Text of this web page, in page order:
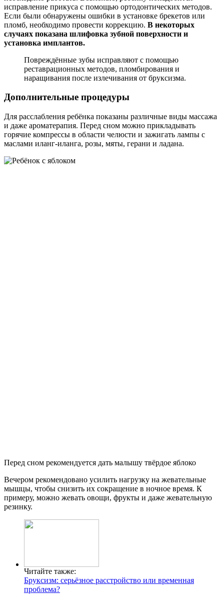
исправление прикуса с помощью ортодонтических методов.
Если были обнаружены ошибки в установке брекетов или
пломб, необходимо провести коррекцию. В некоторых
случаях показана шлифовка зубной поверхности и
установка имплантов.
Повреждённые зубы исправляют с помощью
реставрационных методов, пломбирования и
наращивания после излечивания от бруксизма.
Дополнительные процедуры
Для расслабления ребёнка показаны различные виды массажа
и даже ароматерапия. Перед сном можно прикладывать
горячие компрессы в области челюсти и зажигать лампы с
маслами иланг-иланга, розы, мяты, герани и ладана.
Перед сном рекомендуется дать малышу твёрдое яблоко
Вечером рекомендовано усилить нагрузку на жевательные
мышцы, чтобы снизить их сокращение в ночное время. К
примеру, можно жевать овощи, фрукты и даже жевательную
резинку.
Читайте также:
Бруксизм: серьёзное расстройство или временная
проблема?